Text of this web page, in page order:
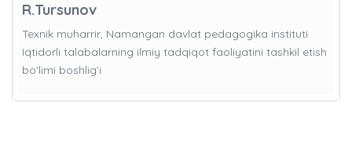
R.Tursunov
Texnik muharrir, Namangan davlat pedagogika instituti
Iqtidorli talabalarning ilmiy tadqiqot faoliyatini tashkil etish
bo'limi boshlig’i